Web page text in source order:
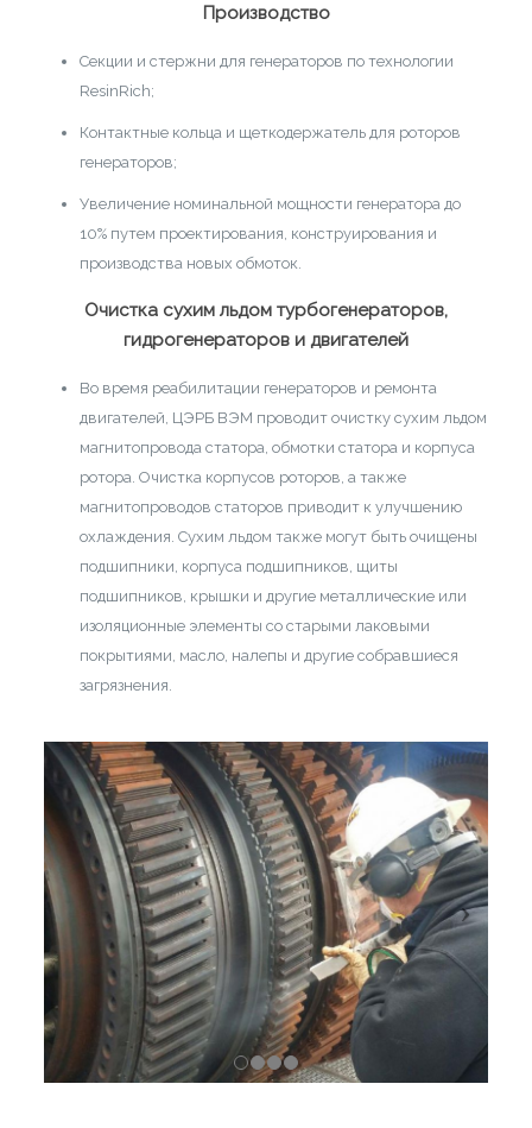
Производство
Секции и стержни для генераторов по технологии
RеsinRich;
Контактные кольца и щеткодержатель для роторов
генераторов;
Увеличение номинальной мощности генератора до
10% путем проектирования, конструирования и
производства новых обмоток.
Очистка сухим льдом турбогенераторов,
гидрогенераторов и двигателей
Во время реабилитации генераторов и ремонта
двигателей, ЦЭРБ ВЭМ проводит очистку сухим льдом
магнитопровода статора, обмотки статора и корпуса
ротора. Очистка корпусов роторов, а также
магнитопроводов статоров приводит к улучшению
охлаждения. Сухим льдом также могут быть очищены
подшипники, корпуса подшипников, щиты
подшипников, крышки и другие металлические или
изоляционные элементы со старыми лаковыми
покрытиями, масло, налепы и другие собравшиеся
загрязнения.